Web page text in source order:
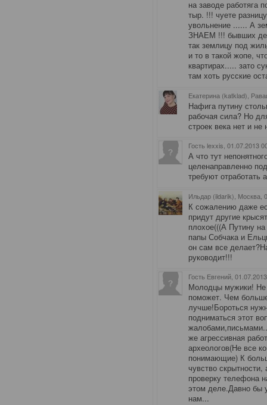
на заводе работяга
тыр. !!! чуете
увольнение ...... А
ЗНАЕМ !!! бывших
так землицу под
и то в такой жопе,
квартирах..... зато
там хоть русские
Екатерина (katklad),
Нафига путину
рабочая сила? Но
строек века нет и
Гость lexxis , 01.07.2013
А что тут
целенаправленно
требуют отработать
Ильдар (ildarik), Москва ,
К сожалению даже
придут другие
плохое(((А Путину
папы Собчака и
он сам все
руководит!!!
Гость Евгений ,
Молодцы мужики! Не
поможет. Чем
лучше!Бороться
подниматься этот
же агрессивная
археологов(Не все
понимающие) К
чувство
проверку телефона
этом деле.Давно бы
нам...